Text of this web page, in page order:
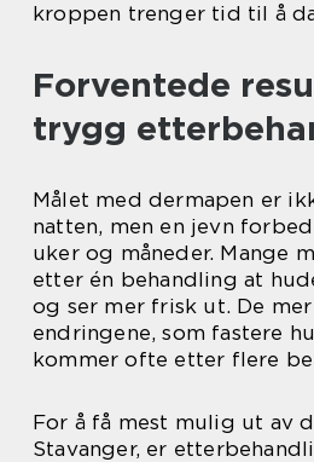
kroppen trenger tid til å
Forventede
trygg
Målet med dermapen er
natten, men en jevn
uker og måneder. Mange
etter én behandling at
og ser mer frisk ut. De
endringene, som fastere
kommer ofte etter flere
For å få mest mulig ut av
Stavanger, er